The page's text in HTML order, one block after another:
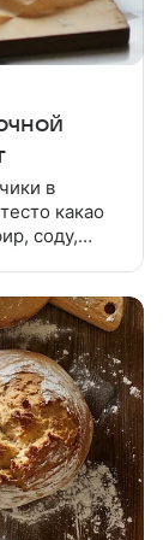
в
какао
соду,